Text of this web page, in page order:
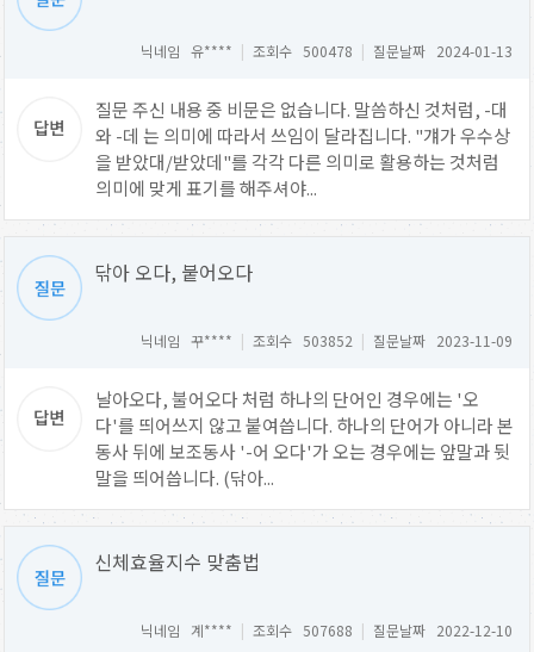
닉네임 유**** | 조회수 500478 | 질문날짜 2024-01-13
질문 주신 내용 중 비문은 없습니다. 말씀하신 것처럼, -대
와 -데 는 의미에 따라서 쓰임이 달라집니다. "걔가 우수상
을 받았대/받았데"를 각각 다른 의미로 활용하는 것처럼
의미에 맞게 표기를 해주셔야...
닦아 오다, 붙어오다
닉네임 꾸**** | 조회수 503852 | 질문날짜 2023-11-09
날아오다, 불어오다 처럼 하나의 단어인 경우에는 '오
다'를 띄어쓰지 않고 붙여씁니다. 하나의 단어가 아니라 본
동사 뒤에 보조동사 '-어 오다'가 오는 경우에는 앞말과 뒷
말을 띄어씁니다. (닦아...
신체효율지수 맞춤법
닉네임 계**** | 조회수 507688 | 질문날짜 2022-12-10